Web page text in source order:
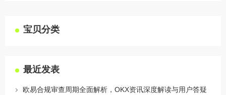
宝贝分类
最近发表
欧易合规审查周期全面解析，OKX资讯深度解读与用户答疑